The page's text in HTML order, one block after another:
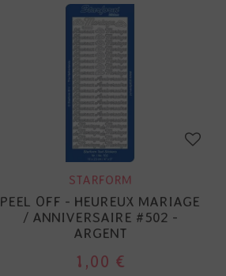
STARFORM
PEEL OFF - HEUREUX MARIAGE
/ ANNIVERSAIRE #502 -
ARGENT
1,00 €